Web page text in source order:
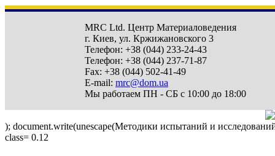
MRC Ltd. Центр Материаловедения
г. Киев, ул. Кржижановского 3
Телефон: +38 (044) 233-24-43
Телефон: +38 (044) 237-71-87
Fax: +38 (044) 502-41-49
E-mail: mrc@dom.ua
Мы работаем ПН - СБ с 10:00 до 18:00
); document.write(unescape(Методики испытаний и
class= 0.12